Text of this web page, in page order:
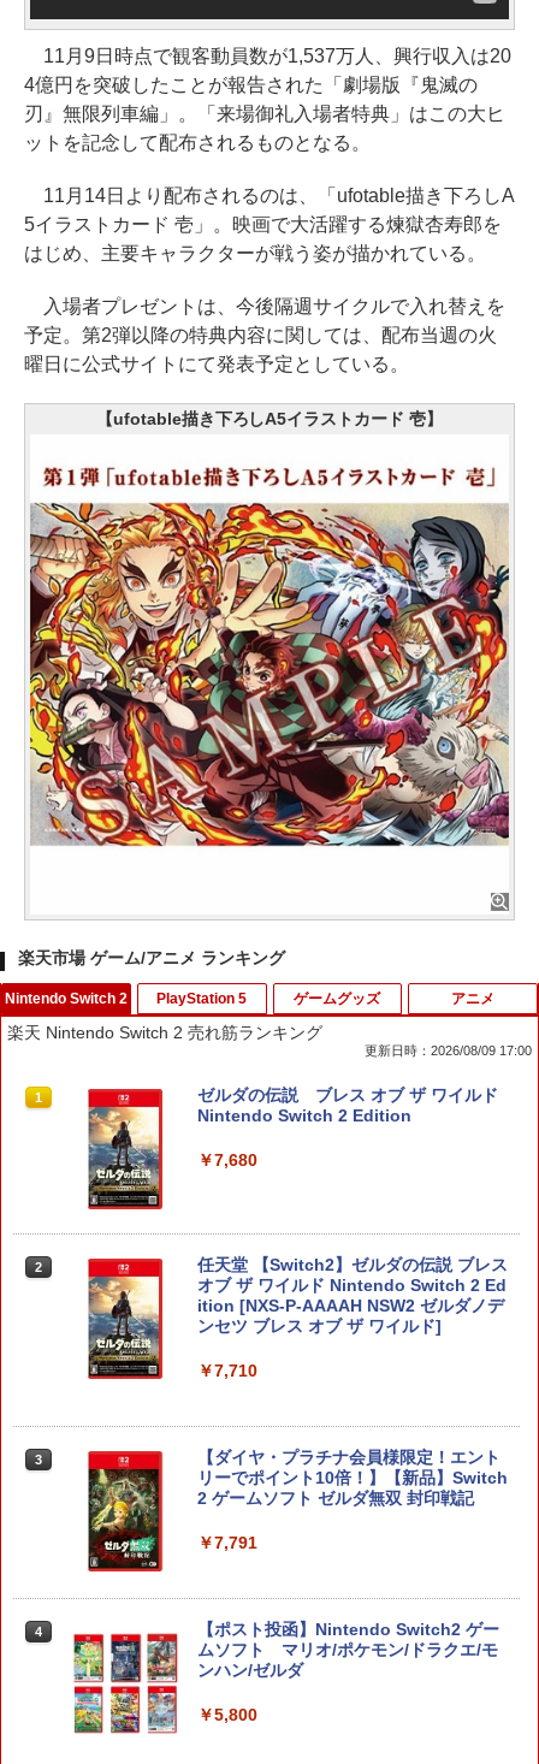
11月9日時点で観客動員数が1,537万人、興行収入は20
4億円を突破したことが報告された「劇場版『鬼滅の
刃』無限列車編」。「来場御礼入場者特典」はこの大ヒ
ットを記念して配布されるものとなる。
11月14日より配布されるのは、「ufotable描き下ろしA
5イラストカード 壱」。映画で大活躍する煉獄杏寿郎を
はじめ、主要キャラクターが戦う姿が描かれている。
入場者プレゼントは、今後隔週サイクルで入れ替えを
予定。第2弾以降の特典内容に関しては、配布当週の火
曜日に公式サイトにて発表予定としている。
【ufotable描き下ろしA5イラストカード 壱】
楽天市場 ゲーム/アニメ ランキング
Nintendo Switch 2
楽天 Nintendo Switch 2 売れ筋ランキング
更新日時：2026/08/09 17:00
1
ゼルダの伝説 ブレス オブ ザ ワイルド
Nintendo Switch 2 Edition
￥7,680
2
任天堂 【Switch2】ゼルダの伝説 ブレス
オブ ザ ワイルド Nintendo Switch 2 Ed
ition [NXS-P-AAAAH NSW2 ゼルダノデ
ンセツ ブレス オブ ザ ワイルド]
￥7,710
3
【ダイヤ・プラチナ会員様限定！エント
リーでポイント10倍！】【新品】Switch
2 ゲームソフト ゼルダ無双 封印戦記
￥7,791
4
【ポスト投函】Nintendo Switch2 ゲー
ムソフト マリオ/ポケモン/ドラクエ/モ
ンハン/ゼルダ
￥5,800
PlayStation 5 ゲームグッズ アニメ